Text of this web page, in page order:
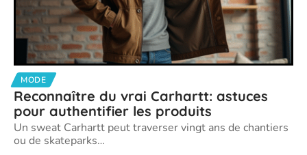
MODE
Reconnaître du vrai Carhartt: astuces
pour authentifier les produits
Un sweat Carhartt peut traverser vingt ans de chantiers
ou de skateparks…